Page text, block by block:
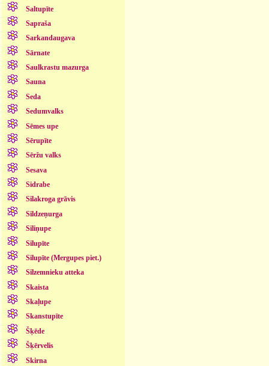
Saltupīte
Sapraša
Sarkandaugava
Sārnate
Saulkrastu mazurga
Sauna
Seda
Sedumvalks
Sēmes upe
Sērupīte
Sēržu valks
Sesava
Sidrabe
Silakroga grāvis
Sildzeņurga
Siliņupe
Silupīte
Silupīte (Mergupes piet.)
Silzemnieku atteka
Skaista
Skaļupe
Skanstupīte
Šķēde
Šķērvelis
Skirna